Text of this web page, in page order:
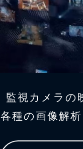
監視カメラの
各種の画像解